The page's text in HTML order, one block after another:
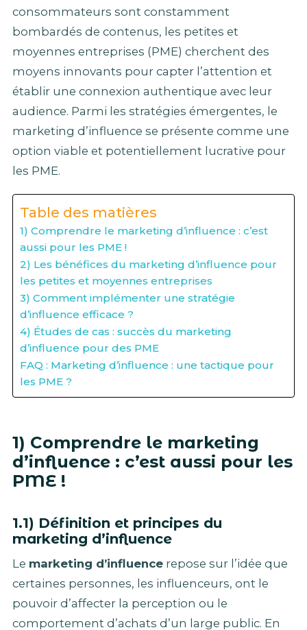
consommateurs sont constamment
bombardés de contenus, les petites et
moyennes entreprises (PME) cherchent des
moyens innovants pour capter l’attention et
établir une connexion authentique avec leur
audience. Parmi les stratégies émergentes, le
marketing d’influence se présente comme une
option viable et potentiellement lucrative pour
les PME.
Table des matières
1) Comprendre le marketing d’influence : c’est
aussi pour les PME !
2) Les bénéfices du marketing d’influence pour
les petites et moyennes entreprises
3) Comment implémenter une stratégie
d’influence efficace ?
4) Études de cas : succès du marketing
d’influence pour des PME
FAQ : Marketing d’influence : une tactique pour
les PME ?
1) Comprendre le marketing
d’influence : c’est aussi pour les
PME !
1.1) Définition et principes du
marketing d’influence
Le marketing d’influence repose sur l’idée que
certaines personnes, les influenceurs, ont le
pouvoir d’affecter la perception ou le
comportement d’achats d’un large public. En